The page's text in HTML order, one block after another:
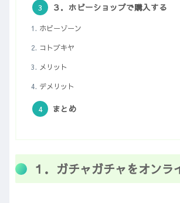
３．ホビーショップで購入する
ホビーゾーン
コトブキヤ
メリット
デメリット
まとめ
１．ガチャガチャをオンラ